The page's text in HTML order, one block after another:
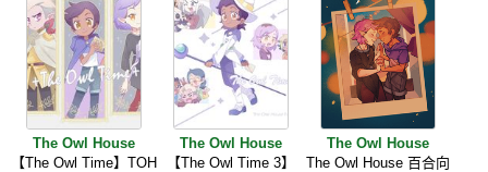
The Owl House
【The Owl Time】TOH
The Owl House
【The Owl Time 3】
The Owl House
The Owl House 百合向